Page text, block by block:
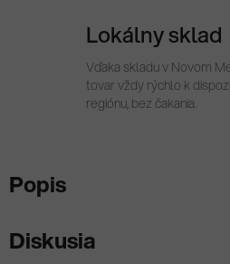
Lokálny sklad
Vďaka skladu v Novom
tovar vždy rýchlo k
regiónu, bez čakania.
Popis
Diskusia